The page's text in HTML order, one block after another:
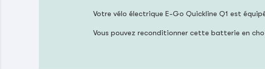
Votre vélo électrique E-Go Quickline Q1 est
Vous pouvez reconditionner cette batterie en